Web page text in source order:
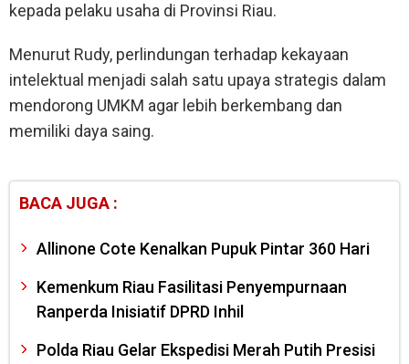
kepada pelaku usaha di Provinsi Riau.
Menurut Rudy, perlindungan terhadap kekayaan
intelektual menjadi salah satu upaya strategis dalam
mendorong UMKM agar lebih berkembang dan
memiliki daya saing.
BACA JUGA :
Allinone Cote Kenalkan Pupuk Pintar 360 Hari
Kemenkum Riau Fasilitasi Penyempurnaan
Ranperda Inisiatif DPRD Inhil
Polda Riau Gelar Ekspedisi Merah Putih Presisi